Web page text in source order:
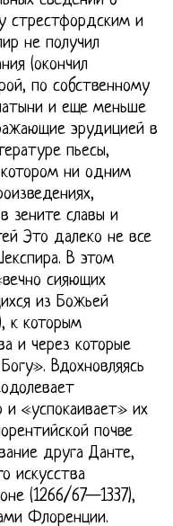
стрестфордским и
не получил
(окончил
по собственному
и еще меньше
эрудицией в
пьесы,
ни одним
зените славы и
Это далеко не все
В этом
сияющих
из Божьей
к которым
и через которые
Вдохновляясь
и «успокаивает» их
почве
друга Данте,
искусства
(1266/67—1337),
Флоренции.